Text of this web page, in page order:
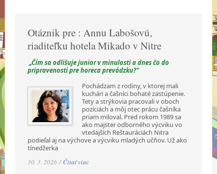
Otáznik pre : Annu Labošovú,
riaditeľku hotela Mikado v Nitre
„Čím sa odlišuje junior v minulosti a dnes čo do
pripravenosti pre horeca prevádzku?“
Pochádzam z rodiny, v ktorej mali
kuchári a čašníci bohaté zastúpenie.
Tety a strýkovia pracovali v oboch
pozíciách a môj otec prácu čašníka
priam miloval. Pred rokom 1989 sa
ako majster odborného výcviku vo
vtedajších Reštauráciách Nitra
podieľal aj na výchove a výcviku mladých učňov. Už ako
tínedžerka
30. 3. 2026 / Čítať viac